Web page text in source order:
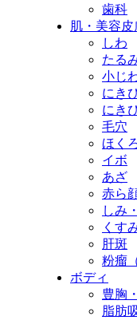
歯科
肌・美容皮
しわ
たる
小じ
にき
にき
毛穴
ほく
イボ
あざ
赤ら
しみ
くす
肝斑
粉瘤
ボディ
豊胸
脂肪